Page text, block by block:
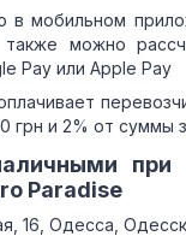
в мобильном
можно
Pay или Apple Pay
грн и 2% от суммы
при
Paradise
16, Одесса,